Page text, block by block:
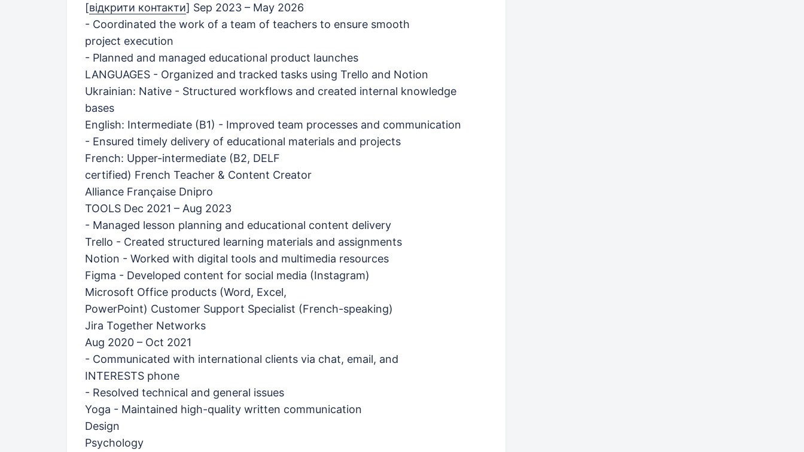
[відкрити контакти] Sep 2023 – May 2026
- Coordinated the work of a team of teachers to ensure smooth
project execution
- Planned and managed educational product launches
LANGUAGES - Organized and tracked tasks using Trello and Notion
Ukrainian: Native - Structured workflows and created internal knowledge
bases
English: Intermediate (B1) - Improved team processes and communication
- Ensured timely delivery of educational materials and projects
French: Upper-intermediate (B2, DELF
certified) French Teacher & Content Creator
Alliance Française Dnipro
TOOLS Dec 2021 – Aug 2023
- Managed lesson planning and educational content delivery
Trello - Created structured learning materials and assignments
Notion - Worked with digital tools and multimedia resources
Figma - Developed content for social media (Instagram)
Microsoft Office products (Word, Excel,
PowerPoint) Customer Support Specialist (French-speaking)
Jira Together Networks
Aug 2020 – Oct 2021
- Communicated with international clients via chat, email, and
INTERESTS phone
- Resolved technical and general issues
Yoga - Maintained high-quality written communication
Design
Psychology